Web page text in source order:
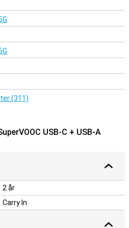
(311)
USB-C + USB-A
2 år
Carry In